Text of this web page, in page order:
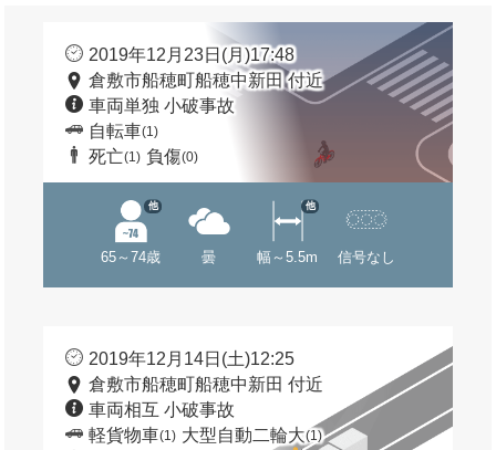
2019年12月23日(月)17:48
倉敷市船穂町船穂中新田 付近
車両単独 小破事故
自転車(1)
死亡(1) 負傷(0)
65～74歳
他
曇 幅～5.5m
他
信号なし
2019年12月14日(土)12:25
倉敷市船穂町船穂中新田 付近
車両相互 小破事故
軽貨物車(1) 大型自動二輪大(1)